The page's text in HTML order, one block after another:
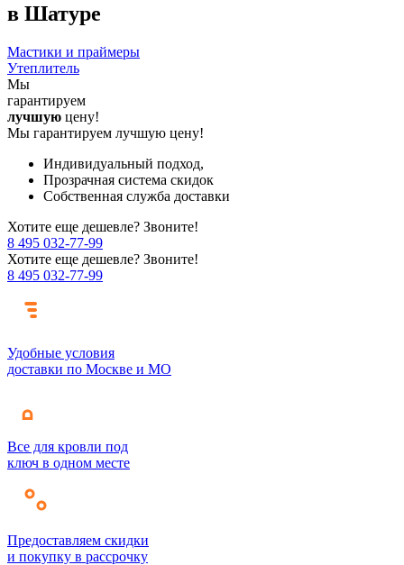
в Шатуре
Мастики и праймеры
Утеплитель
Мы
гарантируем
лучшую цену!
Мы гарантируем лучшую цену!
Индивидуальный подход,
Прозрачная система скидок
Собственная служба доставки
Хотите еще дешевле? Звоните!
8 495 032-77-99
Хотите еще дешевле? Звоните!
8 495 032-77-99
Удобные условия
доставки по Москве и МО
Все для кровли под
ключ в одном месте
Предоставляем скидки
и покупку в рассрочку